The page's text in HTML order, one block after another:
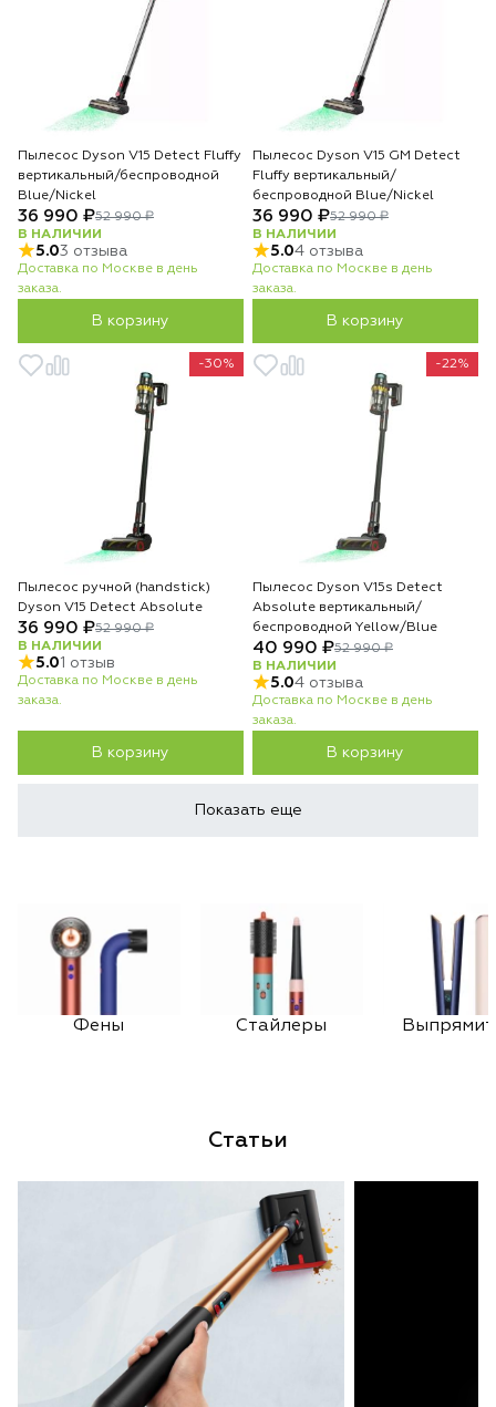
Пылесос Dyson V15 Detect Fluffy
вертикальный/беспроводной
Blue/Nickel
36 990 ₽52 990 ₽
В НАЛИЧИИ
5.03 отзыва
Доставка по Москве в день
заказа.
В корзину
Пылесос Dyson V15 GM Detect
Fluffy вертикальный/
беспроводной Blue/Nickel
36 990 ₽52 990 ₽
В НАЛИЧИИ
5.04 отзыва
Доставка по Москве в день
заказа.
В корзину
-30%
Пылесос ручной (handstick)
Dyson V15 Detect Absolute
36 990 ₽52 990 ₽
В НАЛИЧИИ
5.01 отзыв
Доставка по Москве в день
заказа.
В корзину
-22%
Пылесос Dyson V15s Detect
Absolute вертикальный/
беспроводной Yellow/Blue
40 990 ₽52 990 ₽
В НАЛИЧИИ
5.04 отзыва
Доставка по Москве в день
заказа.
В корзину
Показать еще
Фены Стайлеры
Статьи